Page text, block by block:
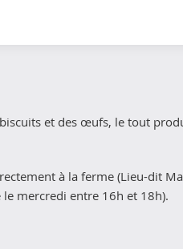
et des œufs, le tout
à la ferme (Lieu-dit
mercredi entre 16h et 18h).